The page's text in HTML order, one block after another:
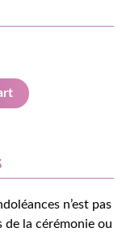
n’est pas
de la cérémonie ou